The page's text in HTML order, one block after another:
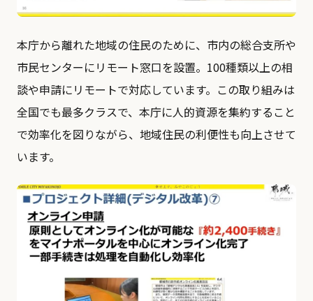
本庁から離れた地域の住民のために、市内の総合支所や
市民センターにリモート窓口を設置。100種類以上の相
談や申請にリモートで対応しています。この取り組みは
全国でも最多クラスで、本庁に人的資源を集約すること
で効率化を図りながら、地域住民の利便性も向上させて
います。